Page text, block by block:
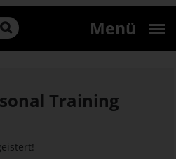
Menü
Training